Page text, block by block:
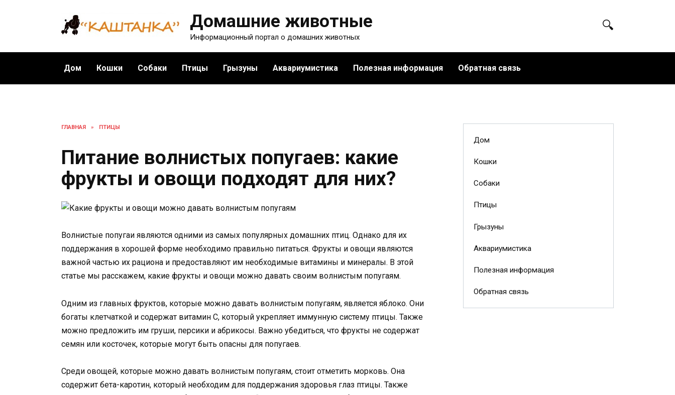
Домашние животные
Информационный портал о домашних животных
Дом Кошки Собаки Птицы Грызуны Аквариумистика Полезная информация Обратная связь
ГЛАВНАЯ » ПТИЦЫ
Питание волнистых попугаев: какие
фрукты и овощи подходят для них?
Волнистые попугаи являются одними из самых популярных домашних птиц. Однако для их
поддержания в хорошей форме необходимо правильно питаться. Фрукты и овощи являются
важной частью их рациона и предоставляют им необходимые витамины и минералы. В этой
статье мы расскажем, какие фрукты и овощи можно давать своим волнистым попугаям.
Одним из главных фруктов, которые можно давать волнистым попугаям, является яблоко. Они
богаты клетчаткой и содержат витамин С, который укрепляет иммунную систему птицы. Также
можно предложить им груши, персики и абрикосы. Важно убедиться, что фрукты не содержат
семян или косточек, которые могут быть опасны для попугаев.
Среди овощей, которые можно давать волнистым попугаям, стоит отметить морковь. Она
содержит бета-каротин, который необходим для поддержания здоровья глаз птицы. Также
Дом
Кошки
Собаки
Птицы
Грызуны
Аквариумистика
Полезная информация
Обратная связь